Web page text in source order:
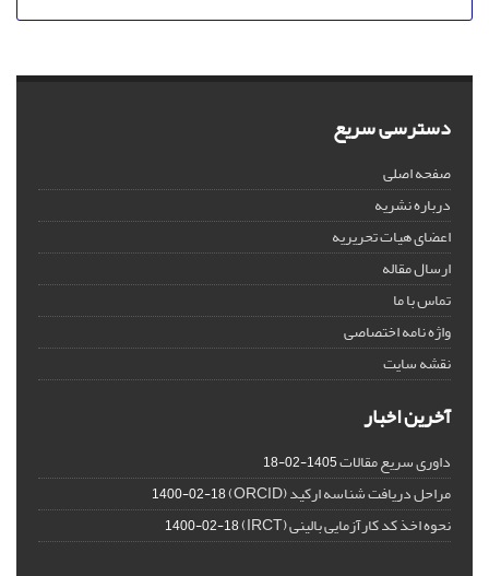
دسترسی سریع
صفحه اصلی
درباره نشریه
اعضای هیات تحریریه
ارسال مقاله
تماس با ما
واژه نامه اختصاصی
نقشه سایت
آخرین اخبار
داوری سریع مقالات1405-02-18
مراحل دریافت شناسه ارکید (ORCID) 1400-02-18
نحوه اخذ کد کارآزمایی بالینی (IRCT) 1400-02-18